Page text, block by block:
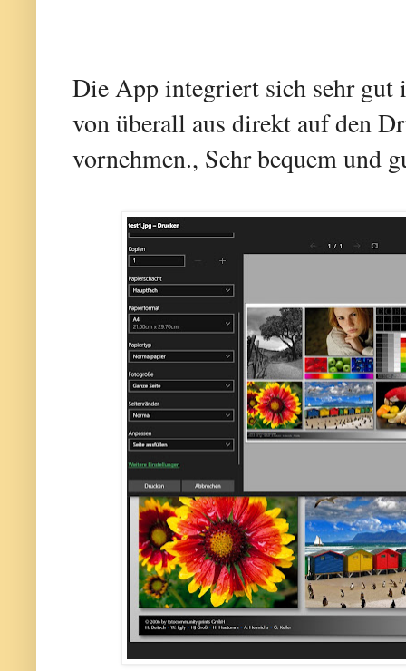
Die App integriert sich sehr gut
von überall aus direkt auf den
vornehmen., Sehr bequem und